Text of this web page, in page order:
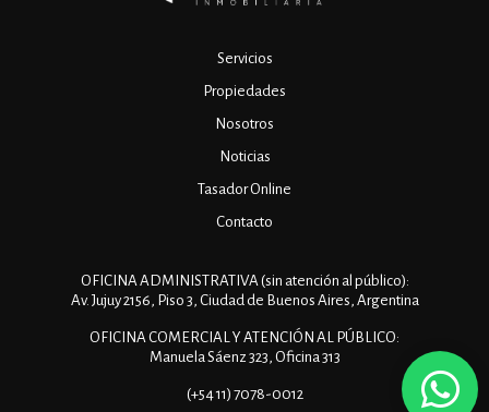
Servicios
Propiedades
Nosotros
Noticias
Tasador Online
Contacto
OFICINA ADMINISTRATIVA (sin atención al público):
Av. Jujuy 2156, Piso 3, Ciudad de Buenos Aires, Argentina
OFICINA COMERCIAL Y ATENCIÓN AL PÚBLICO:
Manuela Sáenz 323, Oficina 313
(+54 11) 7078-0012